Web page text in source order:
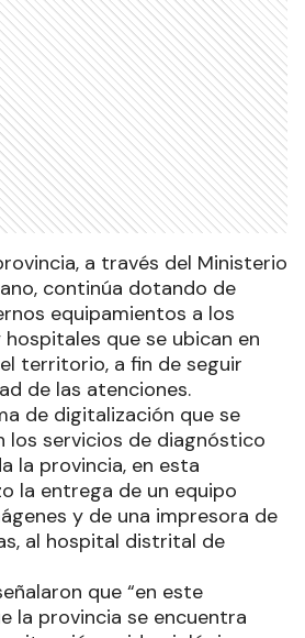
a través del Ministerio
continúa dotando de
equipamientos a los
que se ubican en
territorio, a fin de seguir
de las atenciones.
de digitalización que se
los servicios de diagnóstico
la provincia, en esta
la entrega de un equipo
y de una impresora de
al hospital distrital de
que “en este
la provincia se encuentra